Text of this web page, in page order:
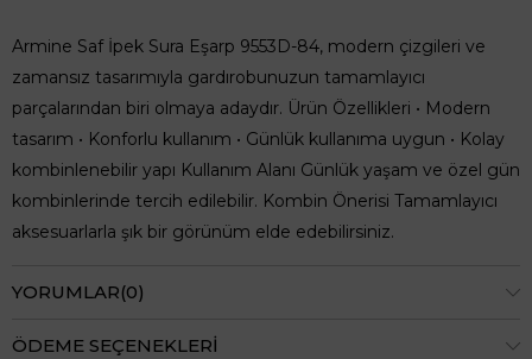
Armine Saf İpek Sura Eşarp 9553D-84, modern çizgileri ve
zamansız tasarımıyla gardırobunuzun tamamlayıcı
parçalarından biri olmaya adaydır. Ürün Özellikleri • Modern
tasarım • Konforlu kullanım • Günlük kullanıma uygun • Kolay
kombinlenebilir yapı Kullanım Alanı Günlük yaşam ve özel gün
kombinlerinde tercih edilebilir. Kombin Önerisi Tamamlayıcı
aksesuarlarla şık bir görünüm elde edebilirsiniz.
YORUMLAR(0)
ÖDEME SEÇENEKLERI